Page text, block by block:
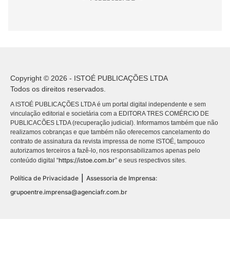
Copyright © 2026 - ISTOÉ PUBLICAÇÕES LTDA
Todos os direitos reservados.
A ISTOÉ PUBLICAÇÕES LTDA é um portal digital independente e sem
vinculação editorial e societária com a EDITORA TRES COMÉRCIO DE
PUBLICACÕES LTDA (recuperação judicial). Informamos também que não
realizamos cobranças e que também não oferecemos cancelamento do
contrato de assinatura da revista impressa de nome ISTOÉ, tampouco
autorizamos terceiros a fazê-lo, nos responsabilizamos apenas pelo
conteúdo digital “https://istoe.com.br” e seus respectivos sites.
Política de Privacidade
Assessoria de Imprensa:
grupoentre.imprensa@agenciafr.com.br